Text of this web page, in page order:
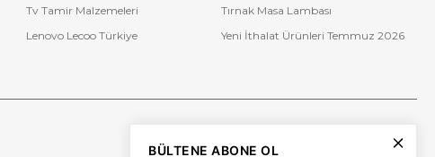
Tv Tamir Malzemeleri
Tırnak Masa Lambası
Lenovo Lecoo Türkiye Yeni İthalat Ürünleri Temmuz 2026
BÜLTENE ABONE OL